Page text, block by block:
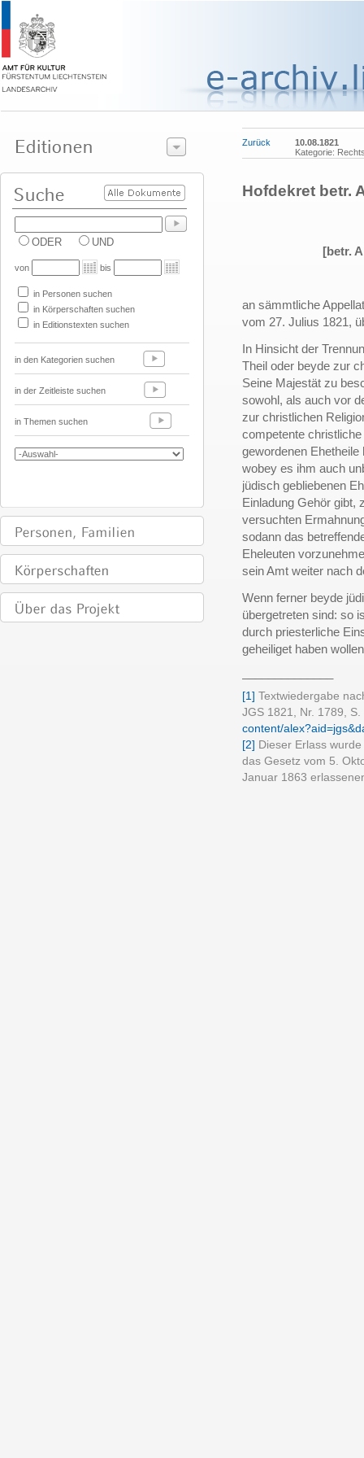
ODER UND
von bis
in Personen suchen
in Körperschaften suchen
in Editionstexten suchen
in den Kategorien suchen
in der Zeitleiste suchen
in Themen suchen
Zurück
10.08.1821
Kategorie:
Hofdekret betr.
[betr.
an sämmtliche
vom 27. Julius 1821,
In Hinsicht der
Theil oder beyde zur
Seine Majestät zu
sowohl, als auch vor
zur christlichen
competente
gewordenen
wobey es ihm auch
jüdisch gebliebenen
Einladung Gehör gibt,
versuchten
sodann das
Eheleuten
sein Amt weiter nach
Wenn ferner beyde
übergetreten sind: so
durch priesterliche
geheiliget haben
[1] Textwiedergabe
JGS 1821, Nr. 1789,
content/
[2] Dieser Erlass
das Gesetz vom 5.
Januar 1863